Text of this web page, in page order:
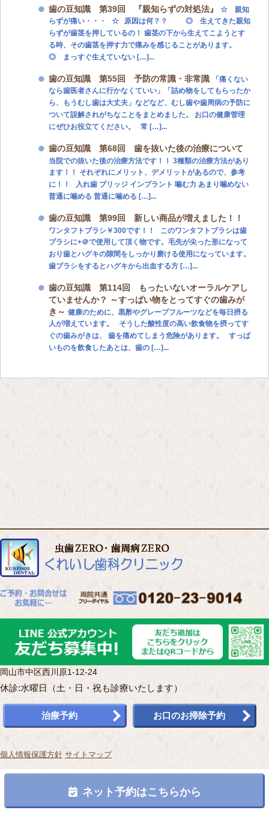
歯の豆知識 第39回 『親知らずの対処法』 ☆ 親知
らずが痛い・・・ ☆ 原因は何？？ ◎ 生えてきた親知
らずが歯茎を押しているの！ 歯茎の下から生えてこようとす
る時、その歯茎を押す力で痛みを感じることがあります。
◎ まっすぐ生えていない […]...
歯の豆知識 第55回 予防の常識・非常識 「痛くない
なら歯医者さんに行かなくていい」「詰め物をしてもらったか
ら、もうむし歯は大丈夫」などなど、むし歯や歯周病の予防に
ついて誤解されがちなことをまとめました。 お口の健康管理
にぜひお役立てください。 常 […]...
歯の豆知識 第68回 歯を抜いた後の治療について
当院での抜いた後の治療方法です！！ 3種類の治療方法があり
ます！！ それぞれにメリット、デメリットがあるので、参考
に！！ 入れ歯 ブリッジ インプラント 噛む力 あまり噛めない
普通に噛める 普通に噛める […]...
歯の豆知識 第99回 新しい商品が増えました！！
ワンタフトブラシ￥300です！！ このワンタフトブラシは歯
ブラシに+＠で使用して頂く物です。毛先が尖った形になって
おり歯とハグキの隙間をしっかり磨ける使用になっています。
歯ブラシをするとハグキから出血する方 […]...
歯の豆知識 第114回 もったいないオーラルケアし
ていませんか？ ～すっぱい物をとってすぐの歯みが
き～ 健康のために、黒酢やグレープフルーツなどを毎日摂る
人が増えています。 そうした酸性度の高い飲食物を摂ってす
ぐの歯みがきは、 歯を痛めてしまう危険があります。 すっぱ
いものを飲食したあとは、歯の […]...
ネット予約はこちらから
岡山市中区西川原1-12-24
休診:水曜日（土・日・祝も診療いたします）
治療予約 お口のお掃除予約
個人情報保護方針 サイトマップ